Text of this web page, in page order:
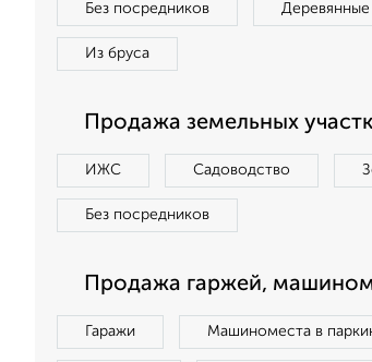
Без посредников Деревянные
Из бруса
Продажа земельных
ИЖС Садоводство
Без посредников
Продажа гаржей,
Гаражи Машиноместа в